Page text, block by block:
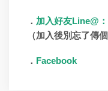
． 加入好友Line@ ：
（加入後別忘了傳
． Facebook